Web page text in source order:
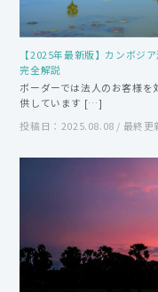
【2025年最新版】カンボジ
完全解説
ボーダーでは法人のお客様
供しています […]
投稿日：2025.08.08 / 最終